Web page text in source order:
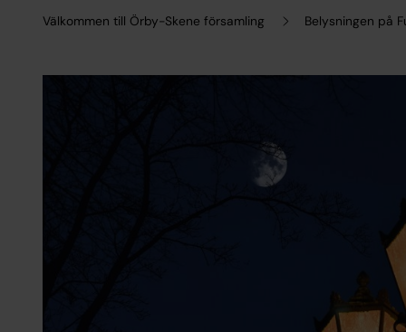
Välkommen till Örby-Skene församling Belysningen på